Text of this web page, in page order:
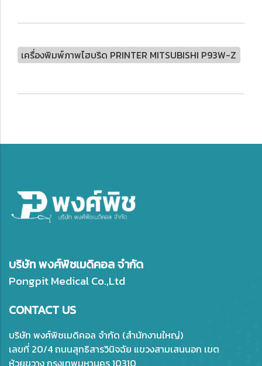
เครื่องพิมพ์ภาพไฮบริด PRINTER MITSUBISHI P93W-Z
บริษัท พงศ์พิชเมดิคอล จำกัด
Pongpit Medical Co.,Ltd
CONTACT US
บริษัท พงศ์พิชเมดิคอล จำกัด (สำนักงานใหญ่)
เลขที่ 20/4 ถนนสุทธิสารวินิจฉัย แขวงสามเสนนอก เขต
ห้วยขวาง กรุงเทพมหานคร 10310